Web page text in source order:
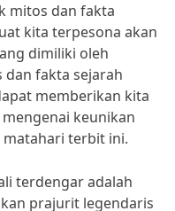
mitos dan fakta
kita terpesona akan
dimiliki oleh
fakta sejarah
memberikan kita
keunikan
terbit ini.
terdengar adalah
prajurit legendaris